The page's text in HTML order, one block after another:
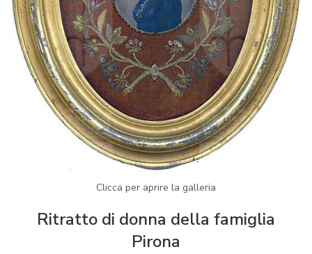
Clicca per aprire la galleria
Ritratto di donna della famiglia
Pirona